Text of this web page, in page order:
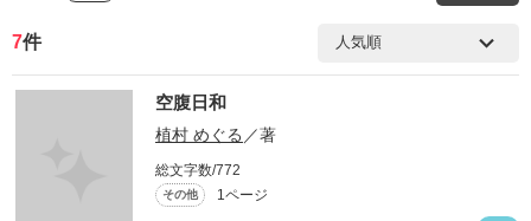
検索ワード
7件
空腹日和
植村 めぐる ／著
総文字数/772
その他 1ページ